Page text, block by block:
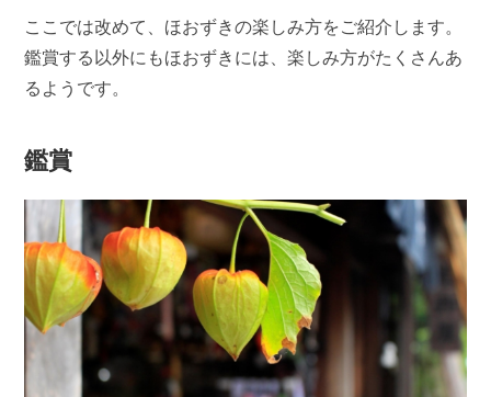
ここでは改めて、ほおずきの楽しみ方をご紹介します。
鑑賞する以外にもほおずきには、楽しみ方がたくさんあ
るようです。
鑑賞